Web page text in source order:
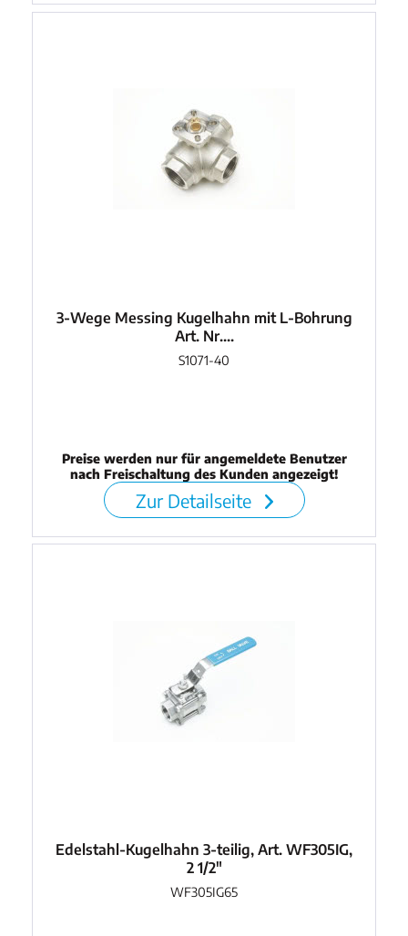
3-Wege Messing Kugelhahn mit L-Bohrung
Art. Nr....
S1071-40
Preise werden nur für angemeldete Benutzer
nach Freischaltung des Kunden angezeigt!
Zur Detailseite
Edelstahl-Kugelhahn 3-teilig, Art. WF305IG,
2 1/2"
WF305IG65